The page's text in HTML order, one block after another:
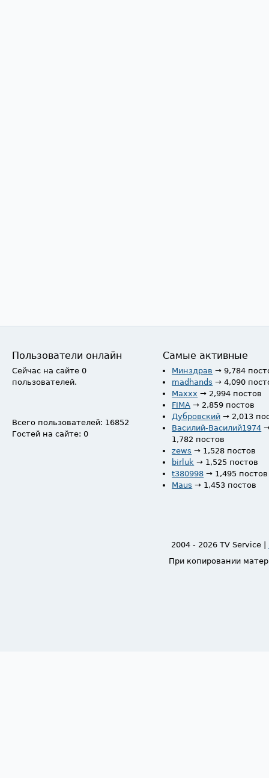
Пользователи онлайн
Сейчас на сайте 0
пользователей.
Всего пользователей: 16852
Гостей на сайте: 0
Самые активные
Минздрав → 9,784
madhands → 4,090
Maxxx → 2,994 постов
FIMA → 2,859 постов
Дубровский → 2,013
Василий-Василий1974
1,782 постов
zews → 1,528 постов
birluk → 1,525 постов
t380998 → 1,495 постов
Maus → 1,453 постов
2004 - 2026 TV Service |
При копировании